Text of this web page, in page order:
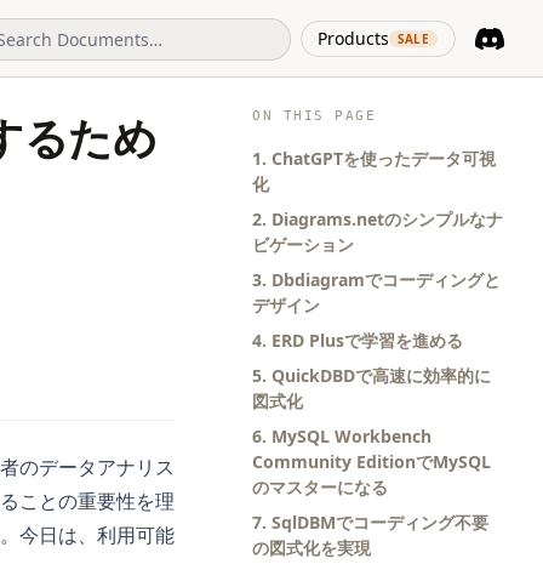
Products SALE
(opens in
ON THIS PAGE
1. ChatGPTを使ったデータ可視
化
2. Diagrams.netのシンプルなナ
ビゲーション
3. Dbdiagramでコーディングと
デザイン
4. ERD Plusで学習を進める
5. QuickDBDで高速に効率的に
図式化
6. MySQL Workbench
Community EditionでMySQL
のマスターになる
7. SqlDBMでコーディング不要
の図式化を実現
るため
のデータアナリス
ことの重要性を理
今日は、利用可能